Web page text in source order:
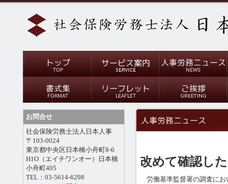
改めて確認し
労働基準監督署の調査にお
お問合せ
社会保険労務士法人日本人事
〒103-0024
東京都中央区日本橋小舟町8-6
H1O（エイチワンオー）日本橋
小舟町405
TEL：03-5614-6298